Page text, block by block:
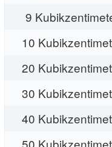
9
10
20
30
40
50